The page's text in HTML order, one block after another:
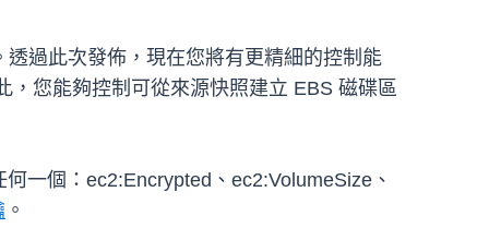
透過此次發佈，現在您將有更精細的控制能
您能夠控制可從來源快照建立 EBS 磁碟區
一個：ec2:Encrypted、ec2:VolumeSize、
。